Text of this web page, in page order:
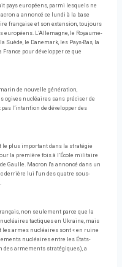
pays européens, parmi lesquels ne
a annoncé ce lundi à la base
française et son extension, toujours
L’Allemagne, le Royaume-
Suède, le Danemark, les Pays-Bas, la
pour développer ce que
de nouvelle génération,
ogives nucléaires sans préciser de
l’intention de développer des
le plus important dans la stratégie
la première fois à l’École militaire
Gaulle. Macron l'a annoncé dans un
derrière lui l'un des quatre sous-
non seulement parce que la
tactiques en Ukraine, mais
armes nucléaires sont « en ruine
nucléaires entre les États-
des armements stratégiques), a